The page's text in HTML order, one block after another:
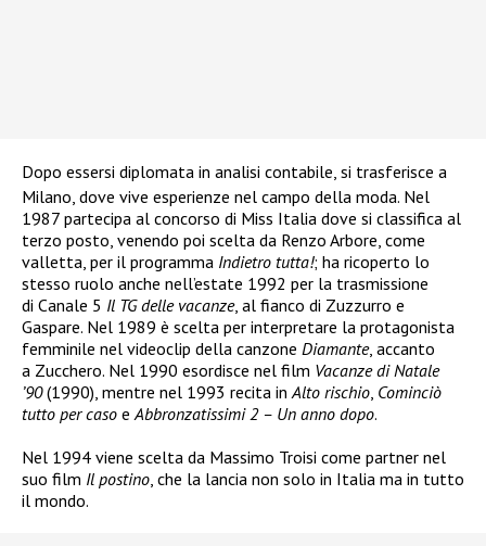
Dopo essersi diplomata in analisi contabile, si trasferisce a
Milano, dove vive esperienze nel campo della moda. Nel
1987 partecipa al concorso di Miss Italia dove si classifica al
terzo posto, venendo poi scelta da Renzo Arbore, come
valletta, per il programma Indietro tutta!; ha ricoperto lo
stesso ruolo anche nell’estate 1992 per la trasmissione
di Canale 5 Il TG delle vacanze, al fianco di Zuzzurro e
Gaspare. Nel 1989 è scelta per interpretare la protagonista
femminile nel videoclip della canzone Diamante, accanto
a Zucchero. Nel 1990 esordisce nel film Vacanze di Natale
’90(1990), mentre nel 1993 recita inAlto rischio, Cominciò
tutto per caso eAbbronzatissimi 2 – Un anno dopo.
Nel 1994 viene scelta da Massimo Troisi come partner nel
suo film Il postino, che la lancia non solo in Italia ma in tutto
il mondo.